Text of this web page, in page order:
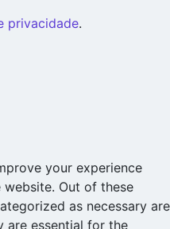
privacidade.
your experience
Out of these
as necessary are
are essential for the